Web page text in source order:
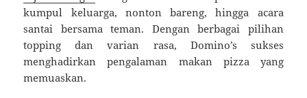
kumpul keluarga, nonton bareng, hingga acara
santai bersama teman. Dengan berbagai pilihan
topping dan varian rasa, Domino’s sukses
menghadirkan pengalaman makan pizza yang
memuaskan.